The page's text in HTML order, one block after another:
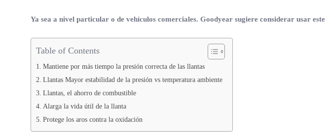
Ya sea a nivel particular o de vehículos comerciales. Goodyear sugiere considerar usar
Table of Contents
Mantiene por más tiempo la presión correcta de las llantas
Llantas Mayor estabilidad de la presión vs temperatura ambiente
Llantas, el ahorro de combustible
Alarga la vida útil de la llanta
Protege los aros contra la oxidación